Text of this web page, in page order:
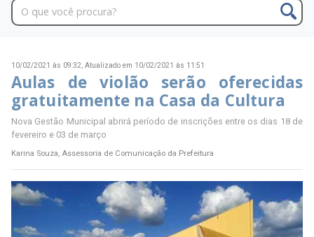
10/02/2021 às 09:32, Atualizado em 10/02/2021 às 11:51
Aulas de violão serão oferecidas
gratuitamente na Casa da Cultura
Nova Gestão Municipal abrirá período de inscrições entre os dias 18 de
fevereiro e 03 de março
Karina Souza, Assessoria de Comunicação da Prefeitura